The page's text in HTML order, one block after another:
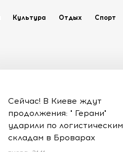
Культура Отдых Спорт
Сейчас! В Киеве ждут
продолжения: " Герани"
ударили по логистическим
складам в Броварах